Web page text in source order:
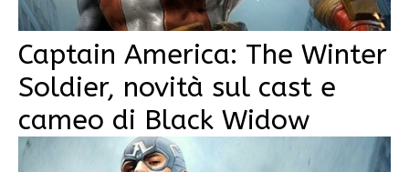
Captain America: The Winter
Soldier, novità sul cast e
cameo di Black Widow